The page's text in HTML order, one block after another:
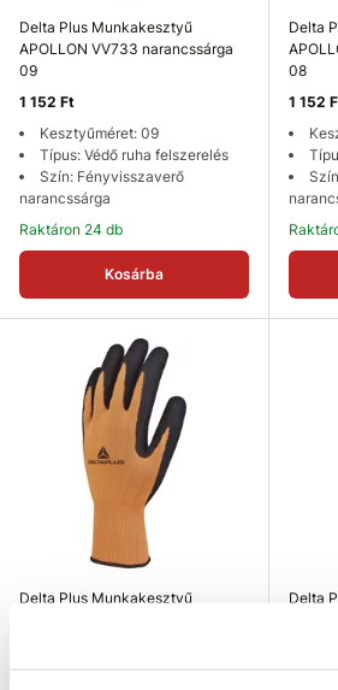
Delta Plus Munkakesztyű
APOLLON VV733 narancssárga
09
1 152 Ft
Kesztyűméret: 09
Típus: Védő ruha felszerelés
Szín: Fényvisszaverő
narancssárga
Raktáron 24 db
Kosárba
Delta
08
1 152
Delta Plus Munkakesztyű
Delta